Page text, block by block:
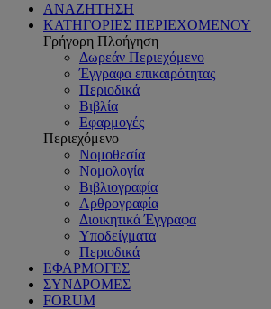
ΑΝΑΖΗΤΗΣΗ
ΚΑΤΗΓΟΡΙΕΣ ΠΕΡΙΕΧΟΜΕΝΟΥ
Γρήγορη Πλοήγηση
Δωρεάν Περιεχόμενο
Έγγραφα επικαιρότητας
Περιοδικά
Βιβλία
Εφαρμογές
Περιεχόμενο
Νομοθεσία
Νομολογία
Βιβλιογραφία
Αρθρογραφία
Διοικητικά Έγγραφα
Υποδείγματα
Περιοδικά
ΕΦΑΡΜΟΓΕΣ
ΣΥΝΔΡΟΜΕΣ
FORUM